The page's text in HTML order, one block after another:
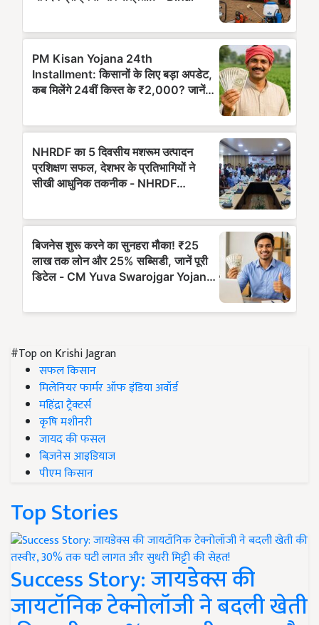
#Top on Krishi Jagran
सफल किसान
मिलेनियर फार्मर ऑफ इंडिया अवॉर्ड
महिंद्रा ट्रैक्टर्स
कृषि मशीनरी
जायद की फसल
बिज़नेस आइडियाज
पीएम किसान
Top Stories
Success Story: जायडेक्स की
जायटॉनिक टेक्नोलॉजी ने बदली खेती